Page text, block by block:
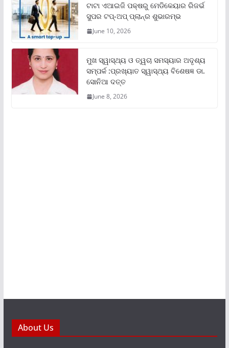
ଟାଟା ଏଆଇଜି ପକ୍ଷରୁ ମେଡିକେୟାର ରିଜର୍ଭ
ସୁପର ଟପ୍‌-ଅପ୍ ପ୍ଲାନ୍‌ର ଶୁଭାରମ୍ଭ
June 10, 2026
ମୁଖ ସ୍ୱାସ୍ଥ୍ୟ ଓ ତ୍ୱଚା ସମସ୍ୟାର ଅଦୃଶ୍ୟ
ସମ୍ପର୍କ :ପ୍ରଖ୍ୟାତ ସ୍ୱାସ୍ଥ୍ୟ ବିଶେଷଜ୍ଞ ଡା.
ସୋନିଆ ଦତ୍ତ
June 8, 2026
About Us